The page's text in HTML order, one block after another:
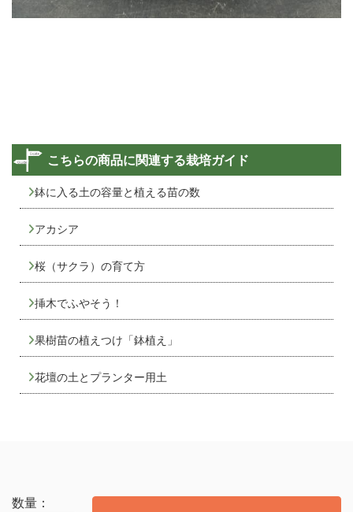
こちらの商品に関連する栽培ガイド
鉢に入る土の容量と植える苗の数
アカシア
桜（サクラ）の育て方
挿木でふやそう！
果樹苗の植えつけ「鉢植え」
花壇の土とプランター用土
数量：